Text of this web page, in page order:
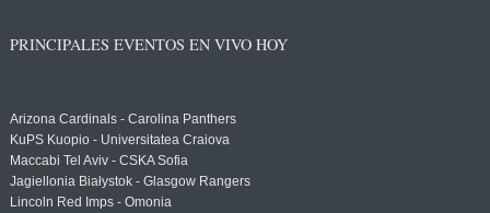
PRINCIPALES EVENTOS EN VIVO HOY
Arizona Cardinals - Carolina Panthers
KuPS Kuopio - Universitatea Craiova
Maccabi Tel Aviv - CSKA Sofia
Jagiellonia Białystok - Glasgow Rangers
Lincoln Red Imps - Omonia